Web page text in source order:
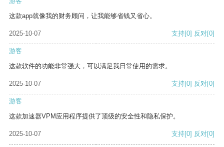
这款app就像我的财务顾问，让我能够省钱又省心。
2025-10-07 支持[0] 反对[0]
游客
这款软件的功能非常强大，可以满足我日常使用的需求。
2025-10-07 支持[0] 反对[0]
游客
这款加速器VPM应用程序提供了顶级的安全性和隐私保护。
2025-10-07 支持[0] 反对[0]